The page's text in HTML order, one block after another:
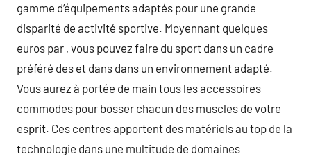
gamme d’équipements adaptés pour une grande
disparité de activité sportive. Moyennant quelques
euros par , vous pouvez faire du sport dans un cadre
préféré des et dans dans un environnement adapté.
Vous aurez à portée de main tous les accessoires
commodes pour bosser chacun des muscles de votre
esprit. Ces centres apportent des matériels au top de la
technologie dans une multitude de domaines